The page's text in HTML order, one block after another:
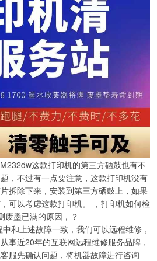
这款打印机的第三方硒鼓也有不
，不过有一点要注意，这款打印机没有
拆除下来，安装到第三方硒鼓上，如果
可以考虑这款打印机。 ，打印机如何检
废墨已满的原因，？
和上述故障一致，我们可以远程维修，
事近20年的互联网远程维修服务品牌，
服先确认问题，将机器故障进行咨询